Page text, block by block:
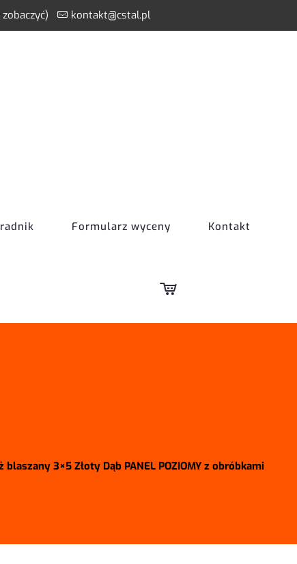
kontakt@cstal.pl
Formularz wyceny Kontakt
blaszany 3×5 Złoty Dąb PANEL POZIOMY z obróbkami